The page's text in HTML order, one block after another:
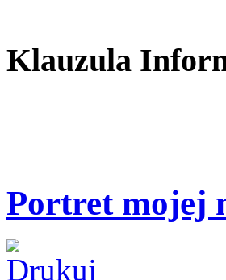
Klauzula
Portret mojej